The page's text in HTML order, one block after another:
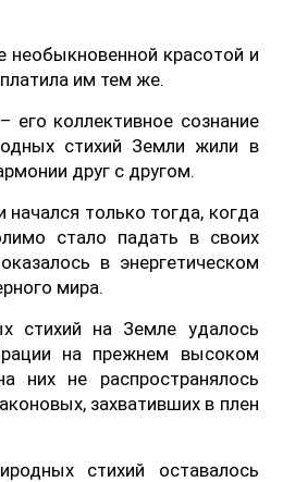
необыкновенной красотой и
им тем же.
его коллективное сознание
стихий Земли жили в
друг с другом.
только тогда, когда
стало падать в своих
в энергетическом
мира.
стихий на Земле удалось
на прежнем высоком
них не распространялось
захвативших в плен
стихий оставалось